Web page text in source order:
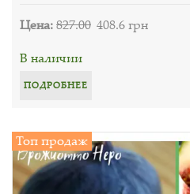
Цена:827.00 408.6 грн
В наличии
ПОДРОБНЕЕ
Топ продаж